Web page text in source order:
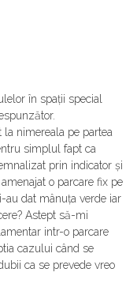
în spații special
la nimereala pe partea
simplul fapt ca
prin indicator și
o parcare fix pe
au dat mânuța verde iar
Astept să-mi
intr-o parcare
cazului când se
ca se prevede vreo